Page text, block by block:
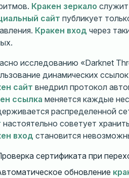
Кракен зеркало
сайт публикует
Кракен вход через
исследованию «Darknet
динамических
сайт внедрил протокол
ссылка меняется каждые
распределенной
настоятельно советует
вход становится
сертификата при
обновление